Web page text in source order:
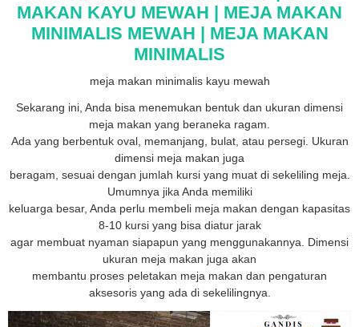
MAKAN KAYU MEWAH | MEJA MAKAN
MINIMALIS MEWAH | MEJA MAKAN
MINIMALIS
meja makan minimalis kayu mewah
Sekarang ini, Anda bisa menemukan bentuk dan ukuran dimensi
meja makan yang beraneka ragam.
Ada yang berbentuk oval, memanjang, bulat, atau persegi. Ukuran
dimensi meja makan juga
beragam, sesuai dengan jumlah kursi yang muat di sekeliling meja.
Umumnya jika Anda memiliki
keluarga besar, Anda perlu membeli meja makan dengan kapasitas
8-10 kursi yang bisa diatur jarak
agar membuat nyaman siapapun yang menggunakannya. Dimensi
ukuran meja makan juga akan
membantu proses peletakan meja makan dan pengaturan
aksesoris yang ada di sekelilingnya.